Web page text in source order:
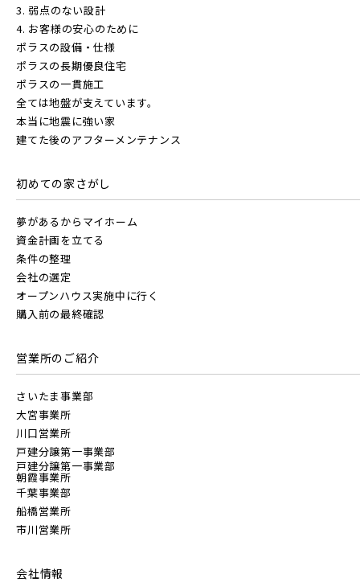
3. 弱点のない設計
4. お客様の安心のために
ポラスの設備・仕様
ポラスの長期優良住宅
ポラスの一貫施工
全ては地盤が支えています。
本当に地震に強い家
建てた後のアフターメンテナンス
初めての家さがし
夢があるからマイホーム
資金計画を立てる
条件の整理
会社の選定
オープンハウス実施中に行く
購入前の最終確認
営業所のご紹介
さいたま事業部
大宮事業所
川口営業所
戸建分譲第一事業部
戸建分譲第一事業部
朝霞事業所
千葉事業部
船橋営業所
市川営業所
会社情報